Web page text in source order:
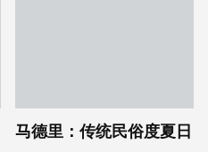
马德里：传统民俗度夏日